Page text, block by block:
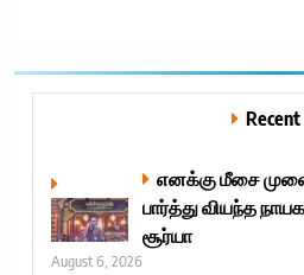
Recent
எனக்கு மீசை
பார்த்து வியந்த
சூர்யா
August 6, 2026